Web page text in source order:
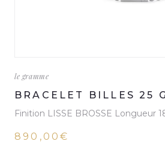
le gramme
BRACELET BILLES 25
Finition LISSE BROSSE Longueur
890,00€